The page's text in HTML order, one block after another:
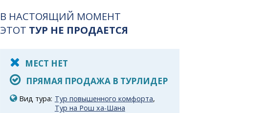
В НАСТОЯЩИЙ МОМЕНТ
ЭТОТ ТУР НЕ ПРОДАЕТСЯ
МЕСТ НЕТ
ПРЯМАЯ ПРОДАЖА В ТУРЛИДЕР
Вид тура: Тур повышенного комфорта,
Тур на Рош ха-Шана